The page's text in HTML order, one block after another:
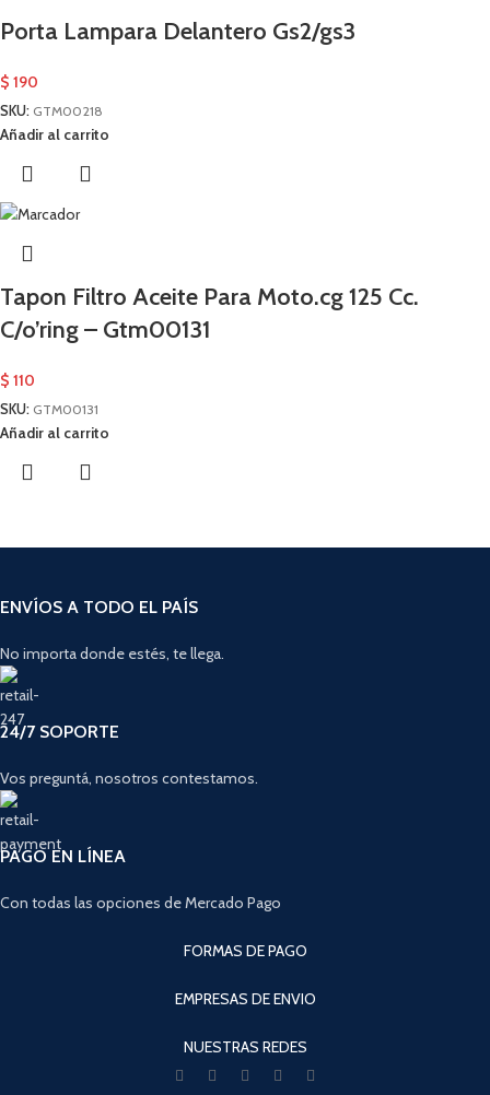
Porta Lampara Delantero Gs2/gs3
$ 190
SKU: GTM00218
Añadir al carrito
Tapon Filtro Aceite Para Moto.cg 125 Cc.
C/o’ring – Gtm00131
$ 110
SKU: GTM00131
Añadir al carrito
ENVÍOS A TODO EL PAÍS
No importa donde estés, te llega.
24/7 SOPORTE
Vos preguntá, nosotros contestamos.
PAGO EN LÍNEA
Con todas las opciones de Mercado Pago
FORMAS DE PAGO
EMPRESAS DE ENVIO
NUESTRAS REDES